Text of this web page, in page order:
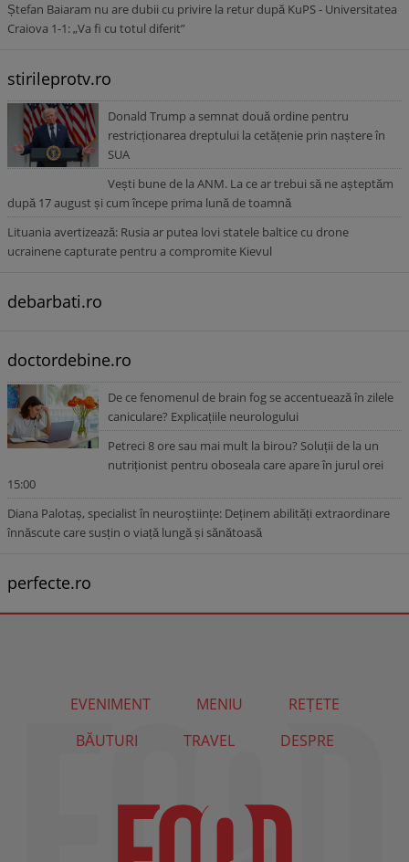
Ștefan Baiaram nu are dubii cu privire la retur după KuPS - Universitatea
Craiova 1-1: „Va fi cu totul diferit”
stirileprotv.ro
Donald Trump a semnat două ordine pentru
restricționarea dreptului la cetățenie prin naștere în
SUA
Vești bune de la ANM. La ce ar trebui să ne așteptăm
după 17 august și cum începe prima lună de toamnă
Lituania avertizează: Rusia ar putea lovi statele baltice cu drone
ucrainene capturate pentru a compromite Kievul
debarbati.ro
doctordebine.ro
De ce fenomenul de brain fog se accentuează în zilele
caniculare? Explicațiile neurologului
Petreci 8 ore sau mai mult la birou? Soluții de la un
nutriționist pentru oboseala care apare în jurul orei
15:00
Diana Palotaș, specialist în neuroștiințe: Deținem abilități extraordinare
înnăscute care susțin o viață lungă și sănătoasă
perfecte.ro
EVENIMENT MENIU
REȚETE
BĂUTURI
TRAVEL DESPRE